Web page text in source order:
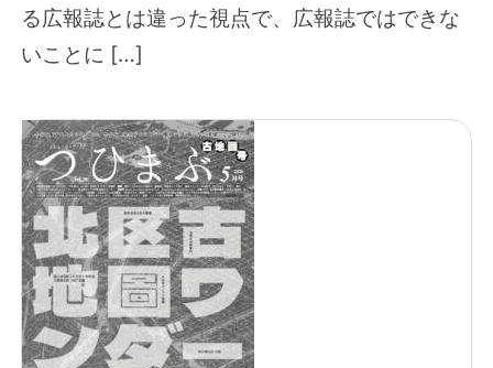
る広報誌とは違った視点で、広報誌ではできな
いことに […]